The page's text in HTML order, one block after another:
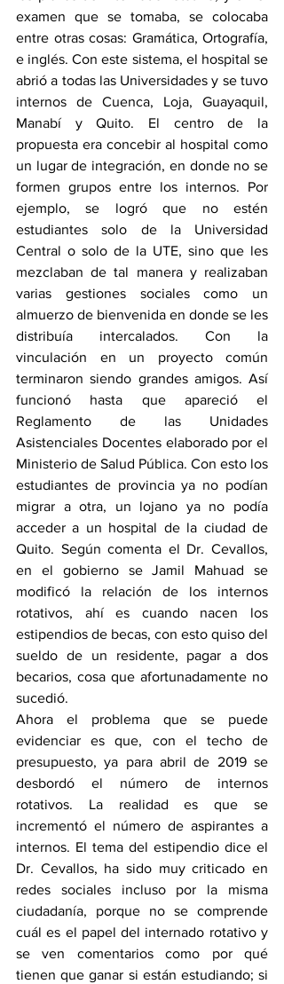
examen que se tomaba, se colocaba
entre otras cosas: Gramática, Ortografía,
e inglés. Con este sistema, el hospital se
abrió a todas las Universidades y se tuvo
internos de Cuenca, Loja, Guayaquil,
Manabí y Quito. El centro de la
propuesta era concebir al hospital como
un lugar de integración, en donde no se
formen grupos entre los internos. Por
ejemplo, se logró que no estén
estudiantes solo de la Universidad
Central o solo de la UTE, sino que les
mezclaban de tal manera y realizaban
varias gestiones sociales como un
almuerzo de bienvenida en donde se les
distribuía intercalados. Con la
vinculación en un proyecto común
terminaron siendo grandes amigos. Así
funcionó hasta que apareció el
Reglamento de las Unidades
Asistenciales Docentes elaborado por el
Ministerio de Salud Pública. Con esto los
estudiantes de provincia ya no podían
migrar a otra, un lojano ya no podía
acceder a un hospital de la ciudad de
Quito. Según comenta el Dr. Cevallos,
en el gobierno se Jamil Mahuad se
modificó la relación de los internos
rotativos, ahí es cuando nacen los
estipendios de becas, con esto quiso del
sueldo de un residente, pagar a dos
becarios, cosa que afortunadamente no
sucedió.
Ahora el problema que se puede
evidenciar es que, con el techo de
presupuesto, ya para abril de 2019 se
desbordó el número de internos
rotativos. La realidad es que se
incrementó el número de aspirantes a
internos. El tema del estipendio dice el
Dr. Cevallos, ha sido muy criticado en
redes sociales incluso por la misma
ciudadanía, porque no se comprende
cuál es el papel del internado rotativo y
se ven comentarios como por qué
tienen que ganar si están estudiando; si